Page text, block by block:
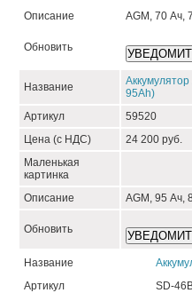
Описание
AGM, 70 Ач,
Обновить
Название
95Ah)
Артикул
59520
Цена (с НДС)
24 200 руб.
Маленькая
картинка
Описание
AGM, 95 Ач,
Обновить
Название
Артикул
SD-